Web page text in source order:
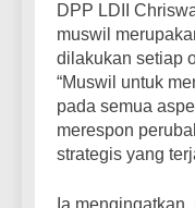
DPP LDII
muswil
dilakukan setiap
“Muswil untuk
pada semua
merespon
strategis yang